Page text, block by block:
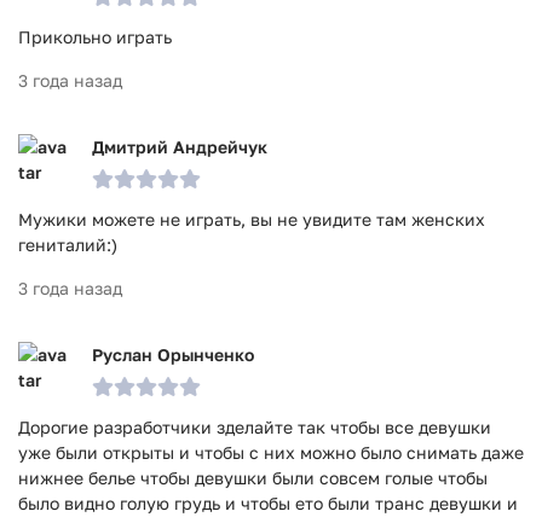
Прикольно играть
3 года назад
Дмитрий Андрейчук
Мужики можете не играть, вы не увидите там женских
гениталий:)
3 года назад
Руслан Орынченко
Дорогие разработчики зделайте так чтобы все девушки
уже были открыты и чтобы с них можно было снимать даже
нижнее белье чтобы девушки были совсем голые чтобы
было видно голую грудь и чтобы ето были транс девушки и